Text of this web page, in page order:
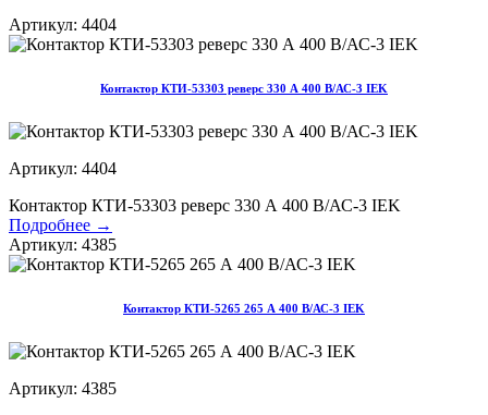
Артикул: 4404
Контактор КТИ-53303 реверс 330 А 400 В/АС-3 IEK
Артикул: 4404
Контактор КТИ-53303 реверс 330 А 400 В/АС-3 IEK
Подробнее →
Артикул: 4385
Контактор КТИ-5265 265 А 400 В/АС-3 IEK
Артикул: 4385